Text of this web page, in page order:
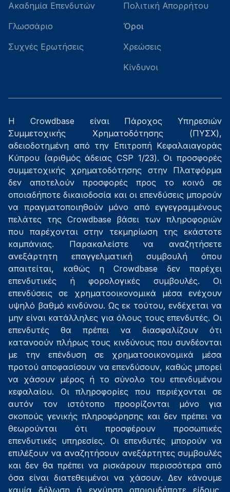
Ακαδημία Επενδυτών
Γλωσσάριο
Συχνές Ερωτήσεις
Πολιτική Απορρήτου
Όροι
Χρεώσεις
Κίνδυνοι
Η Crowdbase είναι Πάροχος Υπηρεσιών
Συμμετοχικής Χρηματοδότησης (ΠΥΣΧ),
αδειοδοτημένη από την Επιτροπή Κεφαλαιαγοράς
Κύπρου (αριθμός άδειας CSP 1/23). Οι προσφορές
συμμετοχικής χρηματοδότησης στην Πλατφόρμα
δεν αποτελούν προσφορές προς το κοινό σε
οποιαδήποτε δικαιοδοσία και οι επενδύσεις μπορούν
να πραγματοποιηθούν μόνο από εγγεγραμμένους
πελάτες της Crowdbase βάσει των πληροφοριών
που παρέχονται στην τεκμηρίωση της εκάστοτε
καμπάνιας. Παρακαλείστε να αναζητήσετε
ανεξάρτητη επαγγελματική συμβουλή όπου
απαιτείται, καθώς η Crowdbase δεν παρέχει
επενδυτικές ή φορολογικές συμβουλές. Οι
επενδύσεις σε χρηματοοικονομικά μέσα ενέχουν
υψηλό βαθμό κινδύνου. Ως εκ τούτου, ενδέχεται να
μην είναι κατάλληλες για όλους τους επενδυτές. Οι
επενδυτές θα πρέπει να διασφαλίζουν ότι
κατανοούν πλήρως τους κινδύνους που συνδέονται
με την επένδυση σε χρηματοοικονομικά μέσα
προτού αποφασίσουν να επενδύσουν, καθώς μπορεί
να χάσουν μέρος ή το σύνολο του επενδυμένου
κεφαλαίου. Οι πληροφορίες που περιέχονται σε
αυτόν τον ιστότοπο προορίζονται μόνο για
σκοπούς γενικής πληροφόρησης και δεν πρέπει να
θεωρούνται ότι προσφέρουν προσωπικές
επενδυτικές υπηρεσίες. Οι επενδυτές μπορούν να
επιλέξουν να αναζητήσουν ανεξάρτητες συμβουλές
και δεν θα πρέπει να ρισκάρουν περισσότερα από
όσα είναι διατεθειμένοι να χάσουν. Δεν κάνουμε
καμία δήλωση ή εγγύηση οποιουδήποτε είδους,